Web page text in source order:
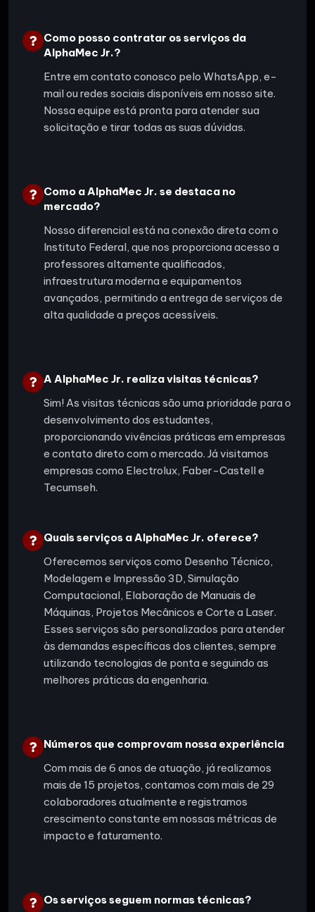
Como posso contratar os serviços da
AlphaMec Jr.?
Entre em contato conosco pelo WhatsApp, e-
mail ou redes sociais disponíveis em nosso site.
Nossa equipe está pronta para atender sua
solicitação e tirar todas as suas dúvidas.
Como a AlphaMec Jr. se destaca no
mercado?
Nosso diferencial está na conexão direta com o
Instituto Federal, que nos proporciona acesso a
professores altamente qualificados,
infraestrutura moderna e equipamentos
avançados, permitindo a entrega de serviços de
alta qualidade a preços acessíveis.
A AlphaMec Jr. realiza visitas técnicas?
Sim! As visitas técnicas são uma prioridade para o
desenvolvimento dos estudantes,
proporcionando vivências práticas em empresas
e contato direto com o mercado. Já visitamos
empresas como Electrolux, Faber-Castell e
Tecumseh.
Quais serviços a AlphaMec Jr. oferece?
Oferecemos serviços como Desenho Técnico,
Modelagem e Impressão 3D, Simulação
Computacional, Elaboração de Manuais de
Máquinas, Projetos Mecânicos e Corte a Laser.
Esses serviços são personalizados para atender
às demandas específicas dos clientes, sempre
utilizando tecnologias de ponta e seguindo as
melhores práticas da engenharia.
Números que comprovam nossa experiência
Com mais de 6 anos de atuação, já realizamos
mais de 15 projetos, contamos com mais de 29
colaboradores atualmente e registramos
crescimento constante em nossas métricas de
impacto e faturamento.
Os serviços seguem normas técnicas?